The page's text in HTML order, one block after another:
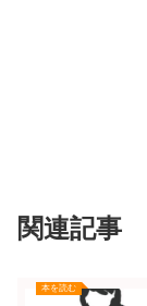
関連記事
本を読む